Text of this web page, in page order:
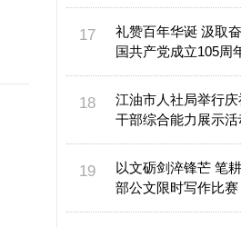
礼赞百年华诞 汲取
国共产党成立105周
江油市人社局举行
干部综合能力展示活
以文砺剑淬锋芒 笔
部公文限时写作比赛